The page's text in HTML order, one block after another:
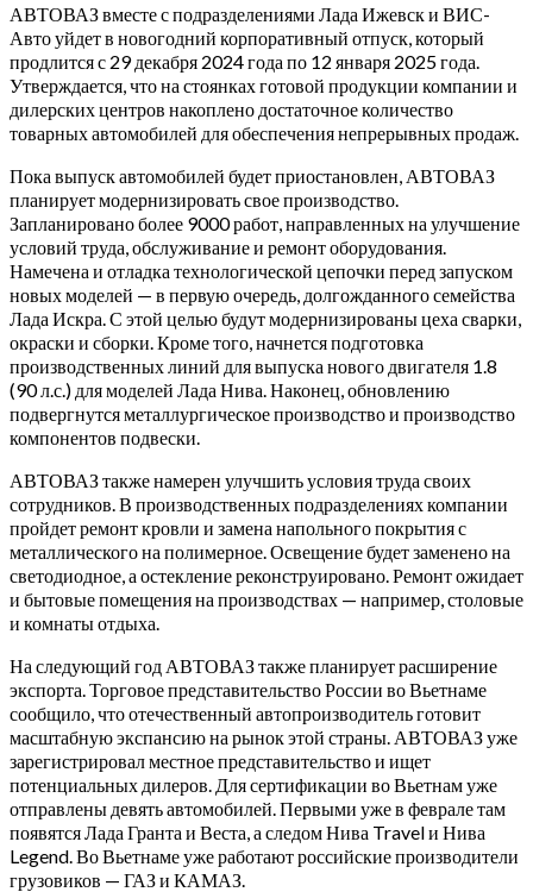
АВТОВАЗ вместе с подразделениями Лада Ижевск и ВИС-
Авто уйдет в новогодний корпоративный отпуск, который
продлится с 29 декабря 2024 года по 12 января 2025 года.
Утверждается, что на стоянках готовой продукции компании и
дилерских центров накоплено достаточное количество
товарных автомобилей для обеспечения непрерывных продаж.
Пока выпуск автомобилей будет приостановлен, АВТОВАЗ
планирует модернизировать свое производство.
Запланировано более 9000 работ, направленных на улучшение
условий труда, обслуживание и ремонт оборудования.
Намечена и отладка технологической цепочки перед запуском
новых моделей — в первую очередь, долгожданного семейства
Лада Искра. С этой целью будут модернизированы цеха сварки,
окраски и сборки. Кроме того, начнется подготовка
производственных линий для выпуска нового двигателя 1.8
(90 л.с.) для моделей Лада Нива. Наконец, обновлению
подвергнутся металлургическое производство и производство
компонентов подвески.
АВТОВАЗ также намерен улучшить условия труда своих
сотрудников. В производственных подразделениях компании
пройдет ремонт кровли и замена напольного покрытия с
металлического на полимерное. Освещение будет заменено на
светодиодное, а остекление реконструировано. Ремонт ожидает
и бытовые помещения на производствах — например, столовые
и комнаты отдыха.
На следующий год АВТОВАЗ также планирует расширение
экспорта. Торговое представительство России во Вьетнаме
сообщило, что отечественный автопроизводитель готовит
масштабную экспансию на рынок этой страны. АВТОВАЗ уже
зарегистрировал местное представительство и ищет
потенциальных дилеров. Для сертификации во Вьетнам уже
отправлены девять автомобилей. Первыми уже в феврале там
появятся Лада Гранта и Веста, а следом Нива Travel и Нива
Legend. Во Вьетнаме уже работают российские производители
грузовиков — ГАЗ и КАМАЗ.